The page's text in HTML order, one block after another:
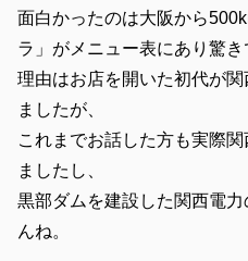
面白かったのは大阪から
ラ」がメニュー表にあり驚き
理由はお店を開いた初代が
ましたが、
これまでお話した方も実際
ましたし、
黒部ダムを建設した関西電
んね。